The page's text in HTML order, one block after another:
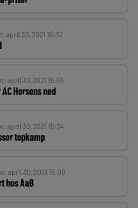
april 30, 2021 16:32
april 30, 2021 15:55
Horsens ned
april 30, 2021 15:34
topkamp
april 30, 2021 15:09
hos AaB